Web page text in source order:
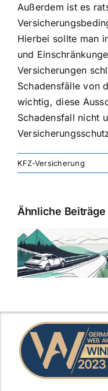
Außerdem ist es
Hierbei sollte man
und
Versicherungen
Schadensfälle von
wichtig, diese
Schadensfall nicht
KFZ-Versicherung
Ähnliche Beiträge
Günstige
mit